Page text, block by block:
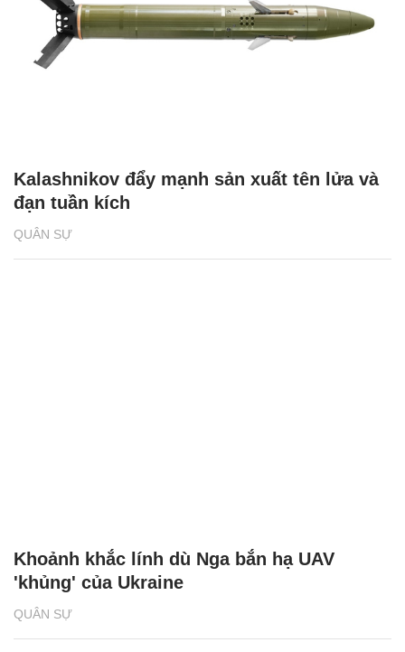
QUÂN SỰ
Kalashnikov đẩy mạnh sản xuất tên lửa và
đạn tuần kích
QUÂN SỰ
Khoảnh khắc lính dù Nga bắn hạ UAV
'khủng' của Ukraine